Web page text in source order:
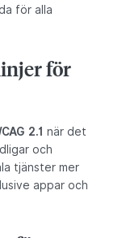
för alla
för
2.1 när det
och
tjänster mer
appar och